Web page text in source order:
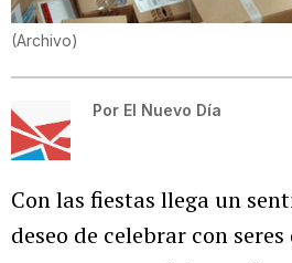
(Archivo)
Por El Nuevo Día
Con las fiestas llega un
deseo de celebrar con